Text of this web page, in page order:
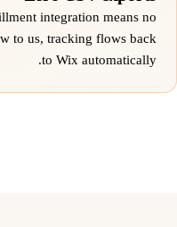
integration means no
to us, tracking flows back
to Wix automatically.